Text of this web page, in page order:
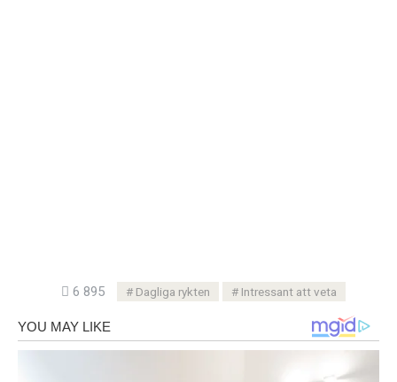
6 895 Dagliga rykten Intressant att veta